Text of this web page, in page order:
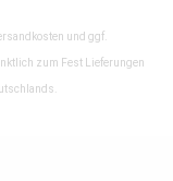
und ggf.
zum Fest Lieferungen